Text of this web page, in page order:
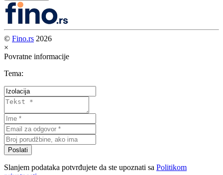
© Fino.rs 2026
×
Povratne informacije
Tema:
Poslati
Slanjem podataka potvrđujete da ste upoznati sa Politikom